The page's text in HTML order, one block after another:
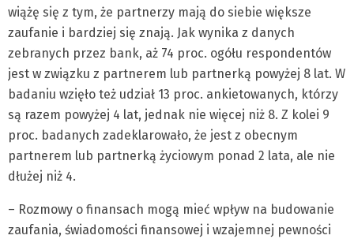
wiążę się z tym, że partnerzy mają do siebie większe
zaufanie i bardziej się znają. Jak wynika z danych
zebranych przez bank, aż 74 proc. ogółu respondentów
jest w związku z partnerem lub partnerką powyżej 8 lat. W
badaniu wzięło też udział 13 proc. ankietowanych, którzy
są razem powyżej 4 lat, jednak nie więcej niż 8. Z kolei 9
proc. badanych zadeklarowało, że jest z obecnym
partnerem lub partnerką życiowym ponad 2 lata, ale nie
dłużej niż 4.
– Rozmowy o finansach mogą mieć wpływ na budowanie
zaufania, świadomości finansowej i wzajemnej pewności